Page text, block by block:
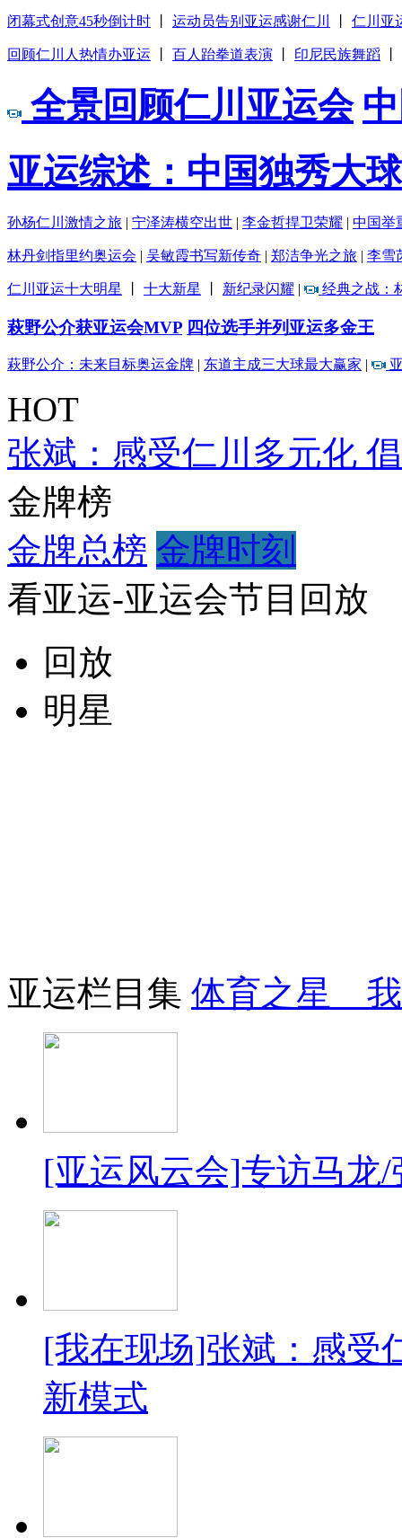
闭幕式创意45秒倒计时 运动员告别亚运感谢仁川 仁川亚
回顾仁川人热情办亚运 百人跆拳道表演 印尼民族舞蹈
全景回顾仁川亚运会
亚运综述：中国独秀大
孙杨仁川激情之旅 | 宁泽涛横空出世 | 李金哲捍卫荣耀 | 中国举
林丹剑指里约奥运会 | 吴敏霞书写新传奇 | 郑洁争光之旅 | 李雪
仁川亚运十大明星 十大新星 新纪录闪耀 | 经典之战：
萩野公介获亚运会MVP 四位选手并列亚运多金王
萩野公介：未来目标奥运金牌 | 东道主成三大球最大赢家 |
HOT
张斌：感受仁川多元化
金牌榜
金牌总榜 金牌时刻
看亚运-亚运会节目回放
回放
明星
亚运栏目集 体育之星
[亚运风云会]专访马龙
[我在现场]张斌：感受
新模式